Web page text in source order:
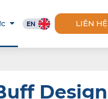
LIÊN HỆ
Design